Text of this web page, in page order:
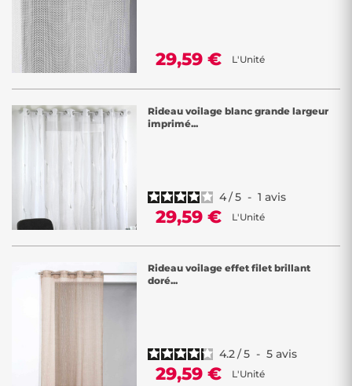
29,59 € L'Unité
Rideau voilage blanc grande largeur
imprimé...
4/5 - 1 avis
29,59 € L'Unité
Rideau voilage effet filet brillant
doré...
4.2/5 - 5 avis
29,59 € L'Unité